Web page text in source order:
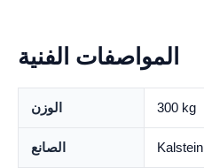
المواصفات الفنية
الوزن 300 kg
الصانع Kalstein